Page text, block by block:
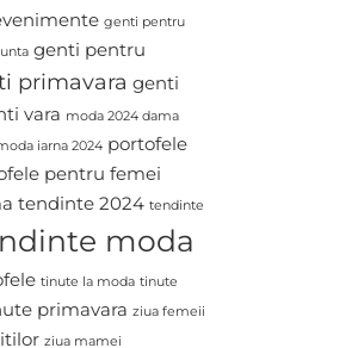
genti pentru
genti pentru
primavara genti
vara moda 2024 dama
iarna 2024 portofele
pentru femei
tendinte 2024 tendinte
moda
tinute la moda tinute
primavara ziua femeii
ziua mamei